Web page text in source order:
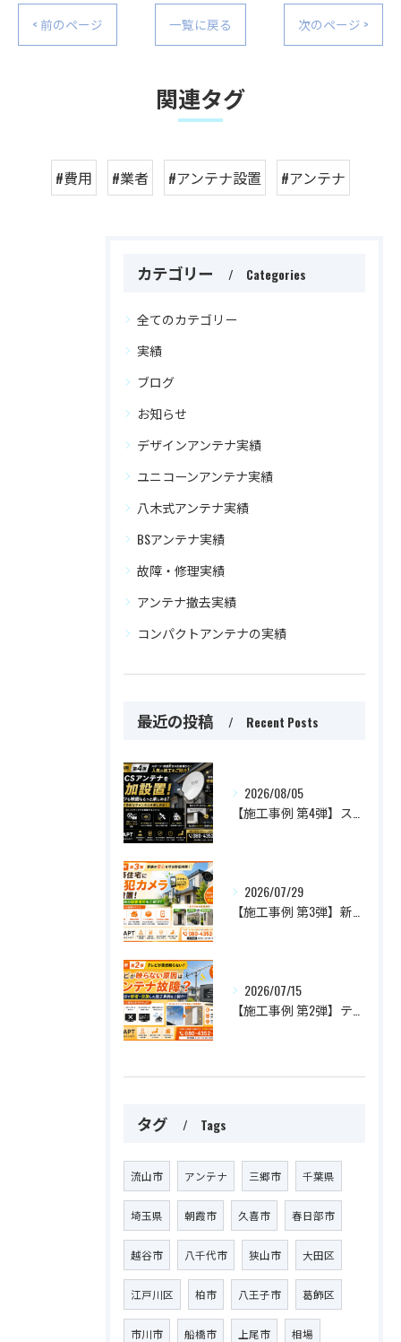
< 前のページ 一覧に戻る 次のページ >
関連タグ
#費用 #業者 #アンテナ設置 #アンテナ
カテゴリー Categories
全てのカテゴリー
実績
ブログ
お知らせ
デザインアンテナ実績
ユニコーンアンテナ実績
八木式アンテナ実績
BSアンテナ実績
故障・修理実績
アンテナ撤去実績
コンパクトアンテナの実績
最近の投稿 Recent Posts
2026/08/05
2026/07/29
2026/07/15
タグ Tags
流山市 アンテナ 三郷市 千葉県
埼玉県 朝霞市 久喜市 春日部市
越谷市 八千代市 狭山市 大田区
江戸川区 柏市 八王子市 葛飾区
市川市 船橋市 上尾市 相場